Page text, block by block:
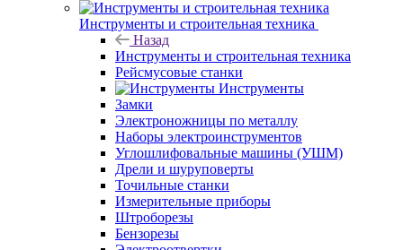
Инструменты и строительная техника
Назад
Инструменты и строительная техника
Рейсмусовые станки
Инструменты
Замки
Электроножницы по металлу
Наборы электроинструментов
Углошлифовальные машины (УШМ)
Дрели и шуруповерты
Точильные станки
Измерительные приборы
Штроборезы
Бензорезы